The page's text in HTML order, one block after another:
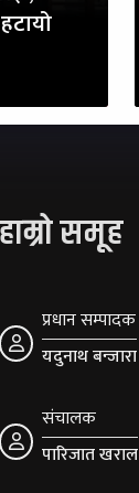
हाम्रो समूह
प्रधान सम्पादक
यदुनाथ बन्जारा
संचालक
पारिजात खराल